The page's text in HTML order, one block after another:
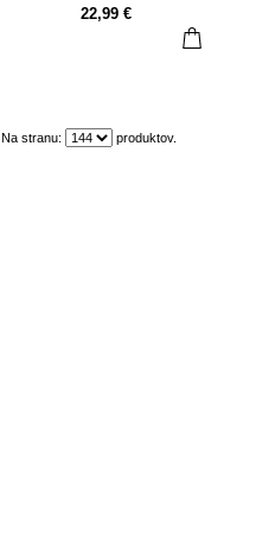
22,99 €
Na stranu: produktov.